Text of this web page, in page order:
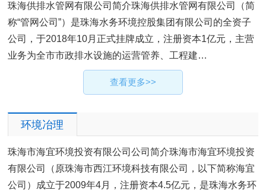
珠海供排水管网有限公司简介珠海供排水管网有限公司（简
称“管网公司”）是珠海水务环境控股集团有限公司的全资子
公司，于2018年10月正式挂牌成立，注册资本1亿元，主营
业务为全市市政排水设施的运营管养、工程建…
查看更多>>
环境冶理
珠海市海宜环境投资有限公司公司简介珠海市海宜环境投资
有限公司（原珠海市西江环境科技有限公司，以下简称海宜
公司）成立于2009年4月，注册资本4.5亿元，是珠海水务环